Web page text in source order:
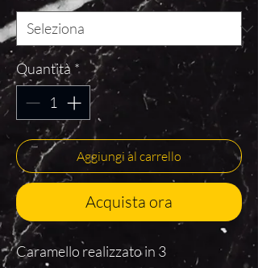
Quantità *
Aggiungi al carrello
Acquista ora
Caramello realizzato in 3